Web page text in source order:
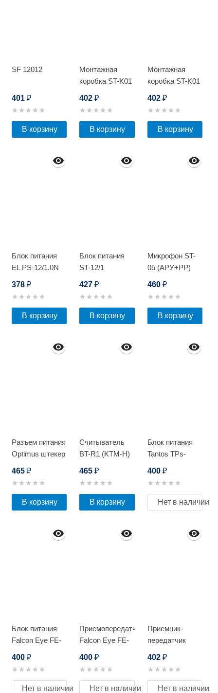
SF 12012
401 ₽
В корзину
Монтажная
коробка ST-K01
402₽
В корзину
Монтажная
коробка ST-K01
402 ₽
В корзину
Блок питания
EL PS-12/1.0N
378 ₽
В корзину
Блок питания
ST-12/1
427₽
В корзину
Микрофон ST-
05 (АРУ+РР)
460 ₽
В корзину
Разъем питания
Optimus штекер
465 ₽
В корзину
Считыватель
BT-R1 (KTM-H)
465₽
В корзину
Блок питания
Tantos TPs-
400 ₽
Нет в наличии
Блок питания
Falcon Eye FE-
400 ₽
Нет в наличии
Приемопередатчик
Falcon Eye FE-
400₽
Нет в наличии
Приемник-
передатчик
402 ₽
Нет в наличии